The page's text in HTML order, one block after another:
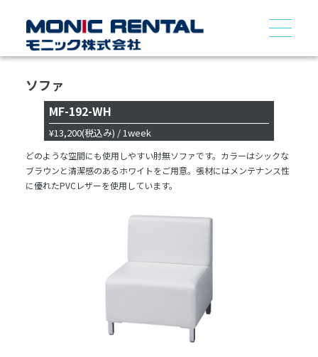
ソファ
MF-192-WH
¥13,200(税込み) / 1week
どのような空間にも使用しやすい肘無ソファです。カラーはシックな
ブラウンと清潔感のあるホワイトをご用意。張材にはメンテナンス性
に優れたPVCレザーを使用しています。